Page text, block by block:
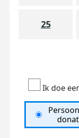
25
Ik doe